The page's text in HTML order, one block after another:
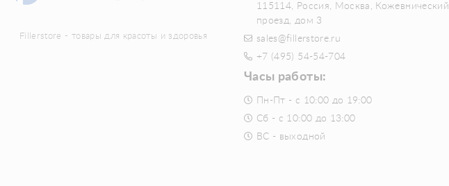
Fillerstore - товары для красоты и здоровья
115114, Россия, Москва, Кожевнический
проезд, дом 3
sales@fillerstore.ru
+7 (495) 54-54-704
Часы работы:
Пн-Пт - с 10:00 до 19:00
Сб - с 10:00 до 13:00
ВС - выходной